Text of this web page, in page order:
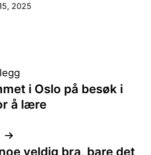
2025
i Oslo på besøk i
å lære
veldig bra, bare det